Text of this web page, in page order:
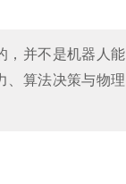
，并不是机器人
、算法决策与物